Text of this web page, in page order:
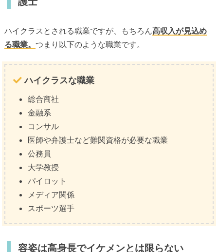
ハイクラスとされる職業ですが、もちろん高収入が見込め
る職業。 つまり以下のような職業です。
ハイクラスな職業
総合商社
金融系
コンサル
医師や弁護士など難関資格が必要な職業
公務員
大学教授
パイロット
メディア関係
スポーツ選手
容姿は高身長でイケメンとは限らない